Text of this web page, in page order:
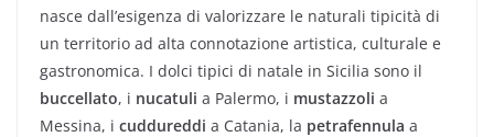
nasce dall’esigenza di valorizzare le naturali tipicità di
un territorio ad alta connotazione artistica, culturale e
gastronomica. I dolci tipici di natale in Sicilia sono il
buccellato, i nucatuli a Palermo, i mustazzoli a
Messina, i cuddureddi a Catania, la petrafennula a